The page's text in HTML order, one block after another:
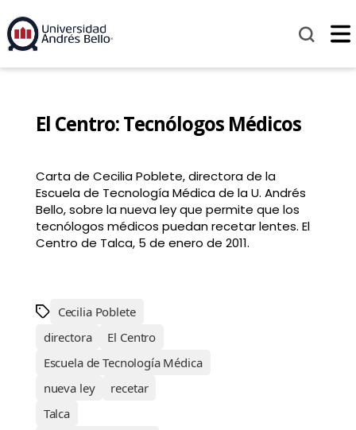
El Centro: Tecnólogos Médicos
Carta de Cecilia Poblete, directora de la
Escuela de Tecnología Médica de la U. Andrés
Bello, sobre la nueva ley que permite que los
tecnólogos médicos puedan recetar lentes. El
Centro de Talca, 5 de enero de 2011.
Cecilia Poblete
directora
El Centro
Escuela de Tecnología Médica
nueva ley
recetar
Talca